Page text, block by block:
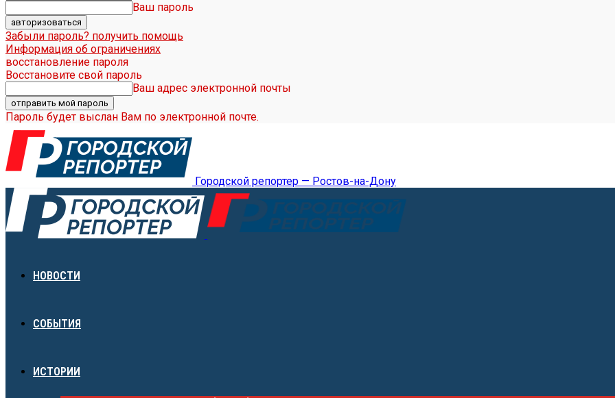
Ваш пароль
Забыли пароль? получить помощь
Информация об ограничениях
восстановление пароля
Восстановите свой пароль
Ваш адрес электронной почты
Пароль будет выслан Вам по электронной почте.
Городской репортер — Ростов-на-Дону
НОВОСТИ
СОБЫТИЯ
ИСТОРИИ